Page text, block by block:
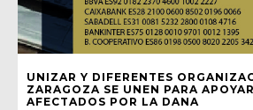
UNIZAR Y DIFERENTES
ZARAGOZA SE UNEN PARA
AFECTADOS POR LA DANA